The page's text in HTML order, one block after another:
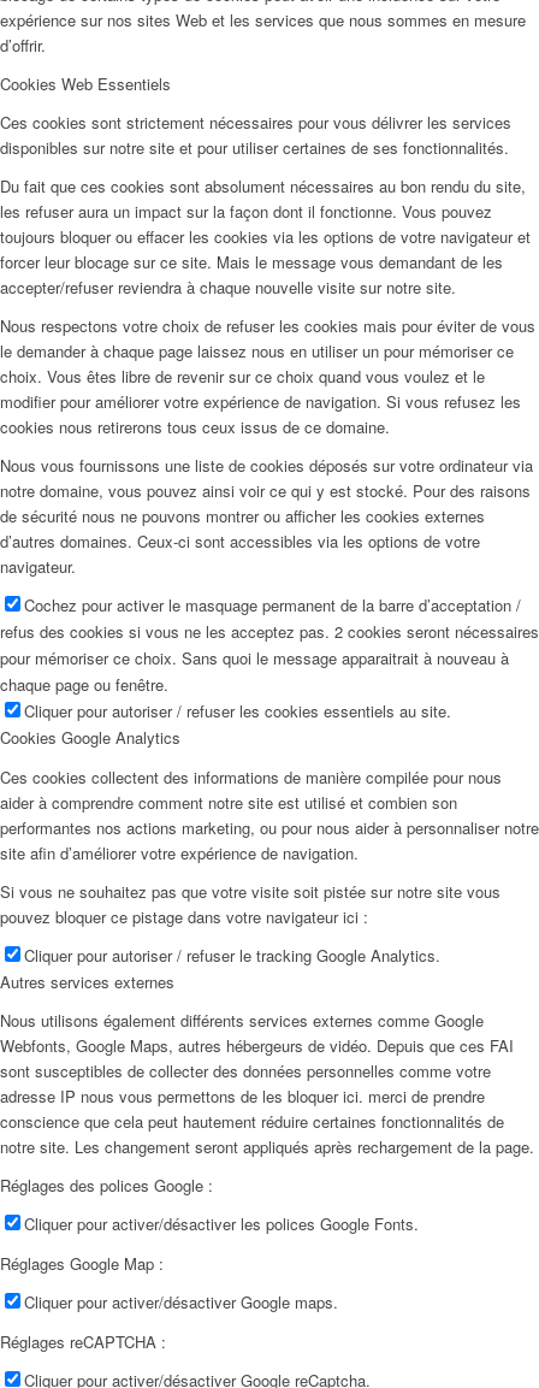
expérience sur nos sites Web et les services que nous sommes en mesure
d’offrir.
Cookies Web Essentiels
Ces cookies sont strictement nécessaires pour vous délivrer les services
disponibles sur notre site et pour utiliser certaines de ses fonctionnalités.
Du fait que ces cookies sont absolument nécessaires au bon rendu du site,
les refuser aura un impact sur la façon dont il fonctionne. Vous pouvez
toujours bloquer ou effacer les cookies via les options de votre navigateur et
forcer leur blocage sur ce site. Mais le message vous demandant de les
accepter/refuser reviendra à chaque nouvelle visite sur notre site.
Nous respectons votre choix de refuser les cookies mais pour éviter de vous
le demander à chaque page laissez nous en utiliser un pour mémoriser ce
choix. Vous êtes libre de revenir sur ce choix quand vous voulez et le
modifier pour améliorer votre expérience de navigation. Si vous refusez les
cookies nous retirerons tous ceux issus de ce domaine.
Nous vous fournissons une liste de cookies déposés sur votre ordinateur via
notre domaine, vous pouvez ainsi voir ce qui y est stocké. Pour des raisons
de sécurité nous ne pouvons montrer ou afficher les cookies externes
d’autres domaines. Ceux-ci sont accessibles via les options de votre
navigateur.
Cochez pour activer le masquage permanent de la barre d’acceptation /
refus des cookies si vous ne les acceptez pas. 2 cookies seront nécessaires
pour mémoriser ce choix. Sans quoi le message apparaitrait à nouveau à
chaque page ou fenêtre.
Cliquer pour autoriser / refuser les cookies essentiels au site.
Cookies Google Analytics
Ces cookies collectent des informations de manière compilée pour nous
aider à comprendre comment notre site est utilisé et combien son
performantes nos actions marketing, ou pour nous aider à personnaliser notre
site afin d’améliorer votre expérience de navigation.
Si vous ne souhaitez pas que votre visite soit pistée sur notre site vous
pouvez bloquer ce pistage dans votre navigateur ici :
Cliquer pour autoriser / refuser le tracking Google Analytics.
Autres services externes
Nous utilisons également différents services externes comme Google
Webfonts, Google Maps, autres hébergeurs de vidéo. Depuis que ces FAI
sont susceptibles de collecter des données personnelles comme votre
adresse IP nous vous permettons de les bloquer ici. merci de prendre
conscience que cela peut hautement réduire certaines fonctionnalités de
notre site. Les changement seront appliqués après rechargement de la page.
Réglages des polices Google :
Cliquer pour activer/désactiver les polices Google Fonts.
Réglages Google Map :
Cliquer pour activer/désactiver Google maps.
Réglages reCAPTCHA :
Cliquer pour activer/désactiver Google reCaptcha.